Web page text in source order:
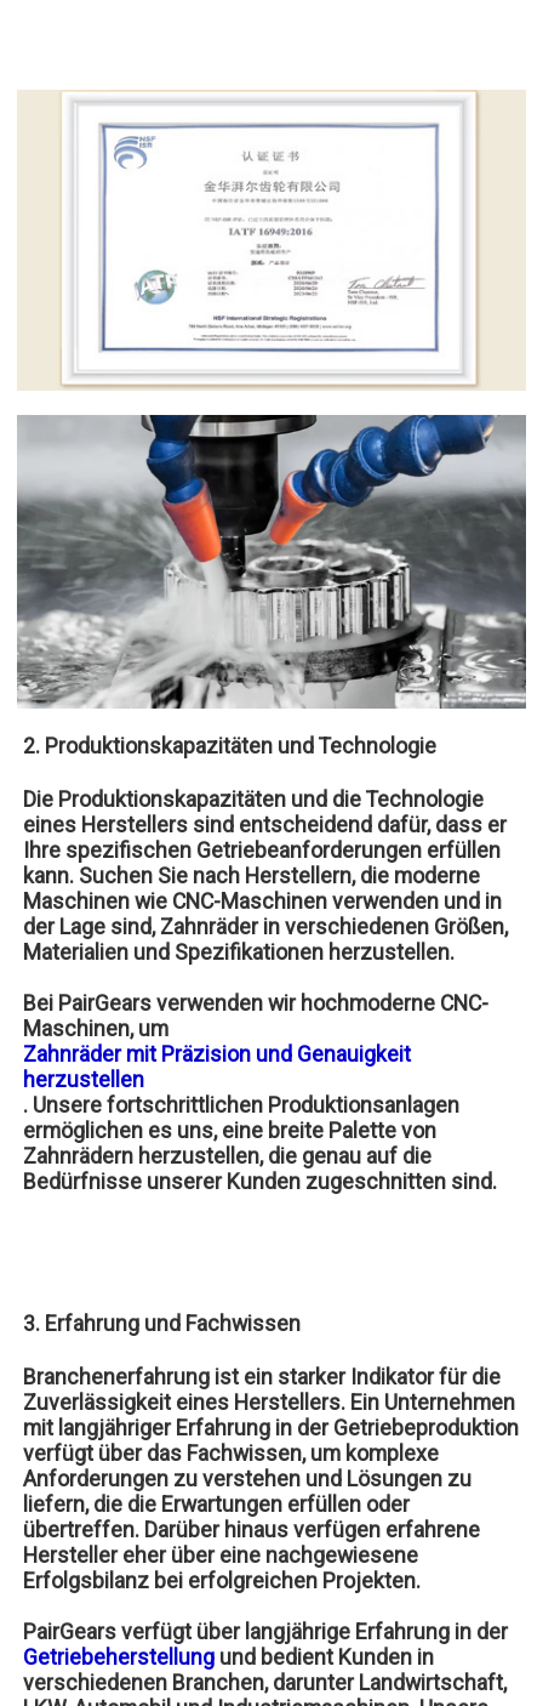
2. Produktionskapazitäten und Technologie
Die Produktionskapazitäten und die Technologie
eines Herstellers sind entscheidend dafür, dass er
Ihre spezifischen Getriebeanforderungen erfüllen
kann. Suchen Sie nach Herstellern, die moderne
Maschinen wie CNC-Maschinen verwenden und in
der Lage sind, Zahnräder in verschiedenen Größen,
Materialien und Spezifikationen herzustellen.
Bei PairGears verwenden wir hochmoderne CNC-
Maschinen, um
Zahnräder mit Präzision und Genauigkeit
herzustellen
. Unsere fortschrittlichen Produktionsanlagen
ermöglichen es uns, eine breite Palette von
Zahnrädern herzustellen, die genau auf die
Bedürfnisse unserer Kunden zugeschnitten sind.
3. Erfahrung und Fachwissen
Branchenerfahrung ist ein starker Indikator für die
Zuverlässigkeit eines Herstellers. Ein Unternehmen
mit langjähriger Erfahrung in der Getriebeproduktion
verfügt über das Fachwissen, um komplexe
Anforderungen zu verstehen und Lösungen zu
liefern, die die Erwartungen erfüllen oder
übertreffen. Darüber hinaus verfügen erfahrene
Hersteller eher über eine nachgewiesene
Erfolgsbilanz bei erfolgreichen Projekten.
PairGears verfügt über langjährige Erfahrung in der
Getriebeherstellung und bedient Kunden in
verschiedenen Branchen, darunter Landwirtschaft,